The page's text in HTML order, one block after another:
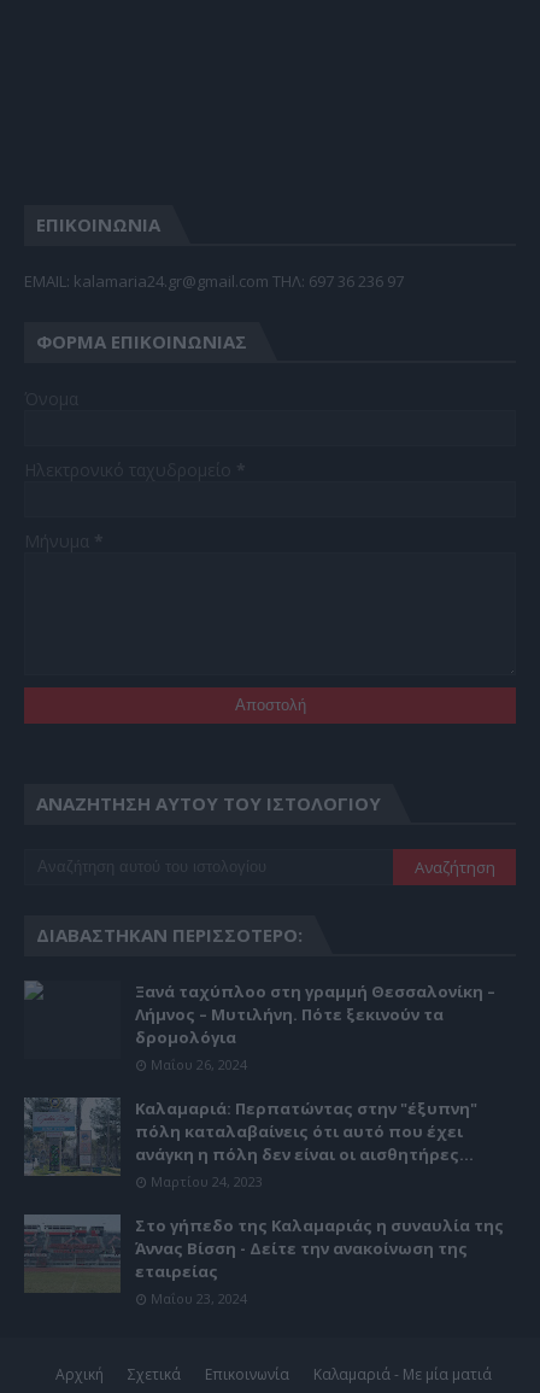
ΕΠΙΚΟΙΝΩΝΙΑ
EMAIL: kalamaria24.gr@gmail.com TΗΛ: 697 36 236 97
ΦΌΡΜΑ ΕΠΙΚΟΙΝΩΝΊΑΣ
ΑΝΑΖΉΤΗΣΗ ΑΥΤΟΎ ΤΟΥ ΙΣΤΟΛΟΓΊΟΥ
ΔΙΑΒΆΣΤΗΚΑΝ ΠΕΡΙΣΣΌΤΕΡΟ:
Ξανά ταχύπλοο στη γραμμή Θεσσαλονίκη –
Λήμνος – Μυτιλήνη. Πότε ξεκινούν τα
δρομολόγια
Μαΐου 26, 2024
Καλαμαριά: Περπατώντας στην "έξυπνη"
πόλη καταλαβαίνεις ότι αυτό που έχει
ανάγκη η πόλη δεν είναι οι αισθητήρες...
Μαρτίου 24, 2023
Στο γήπεδο της Καλαμαριάς η συναυλία της
Άννας Βίσση - Δείτε την ανακοίνωση της
εταιρείας
Μαΐου 23, 2024
Αρχική Σχετικά Επικοινωνία Καλαμαριά - Με μία ματιά